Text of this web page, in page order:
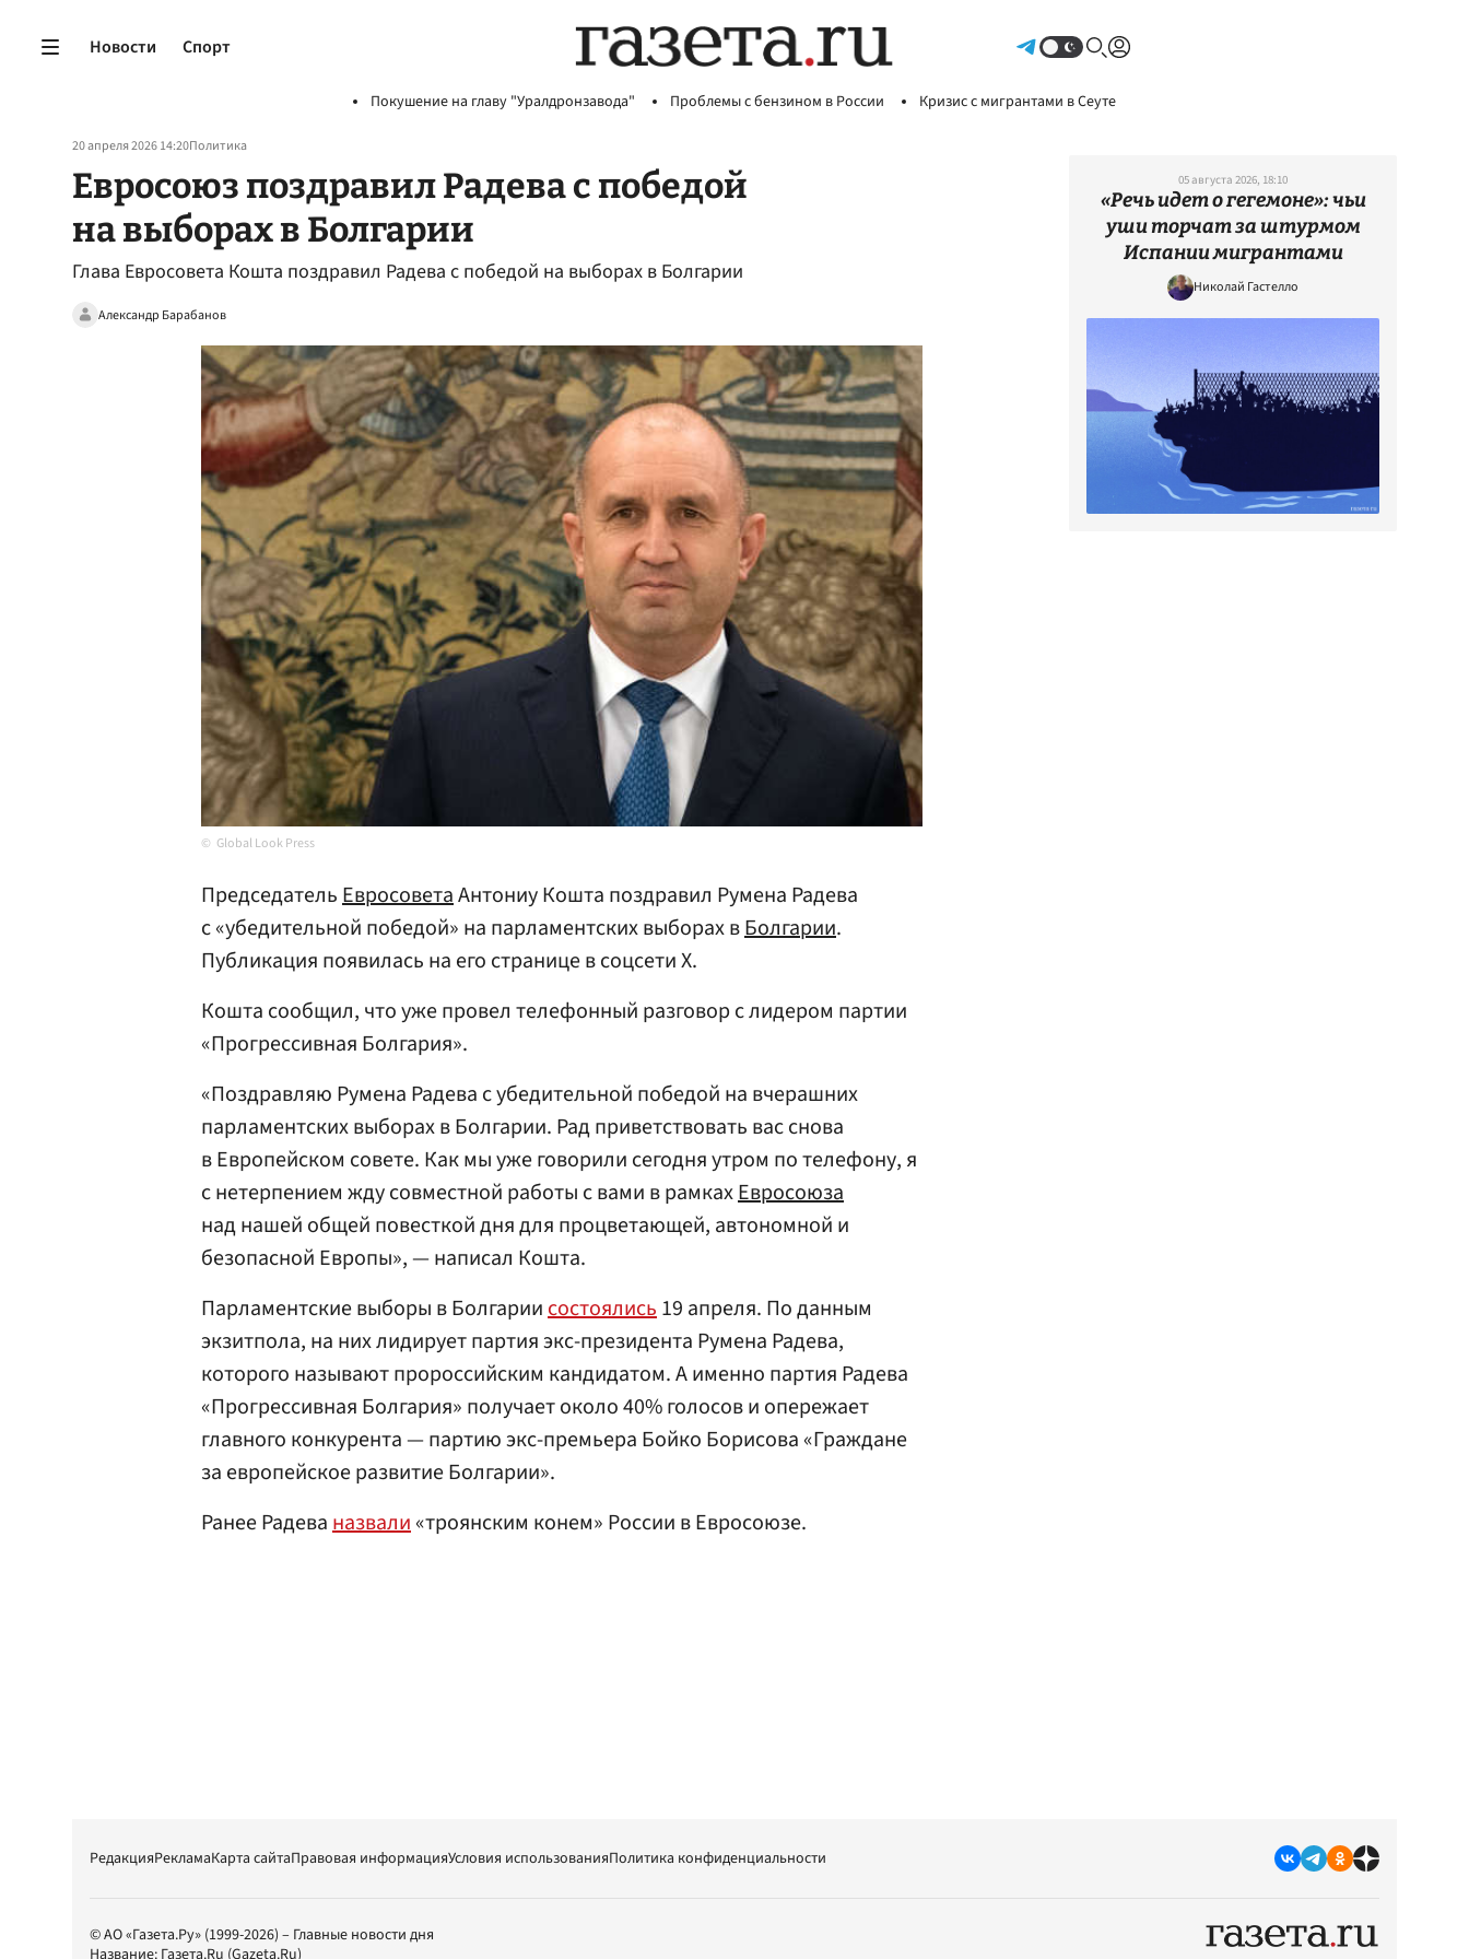
Новости Спорт
Покушение на главу "Уралдронзавода" Проблемы с бензином в России Кризис с мигрантами в Сеуте
20 апреля 2026 14:20Политика
Евросоюз поздравил Радева с победой
на выборах в Болгарии
Глава Евросовета Кошта поздравил Радева с победой на выборах в Болгарии
Александр Барабанов
Global Look Press
ПредседательЕвросоветаАнтониу Кошта поздравил Румена Радева
с «убедительной победой» на парламентских выборах вБолгарии.
Публикация появилась на его странице в соцсети Х.
Кошта сообщил, что уже провел телефонный разговор с лидером партии
«Прогрессивная Болгария».
«Поздравляю Румена Радева с убедительной победой на вчерашних
парламентских выборах в Болгарии. Рад приветствовать вас снова
в Европейском совете. Как мы уже говорили сегодня утром по телефону, я
с нетерпением жду совместной работы с вами в рамкахЕвросоюза
над нашей общей повесткой дня для процветающей, автономной и
безопасной Европы», — написал Кошта.
Парламентские выборы в Болгариисостоялись19 апреля. По данным
экзитпола, на них лидирует партия экс-президента Румена Радева,
которого называют пророссийским кандидатом. А именно партия Радева
«Прогрессивная Болгария» получает около 40% голосов и опережает
главного конкурента — партию экс-премьера Бойко Борисова «Граждане
за европейское развитие Болгарии».
Ранее Радеваназвали«троянским конем» России в Евросоюзе.
05 августа 2026, 18:10
«Речь идет о гегемоне»: чьи
уши торчат за штурмом
Испании мигрантами
Николай Гастелло
РедакцияРекламаКарта сайтаПравовая информацияУсловия использованияПолитика конфиденциальности
© АО «Газета.Ру» (1999-2026) – Главные новости дня
Название: Газета.Ru (Gazeta.Ru)